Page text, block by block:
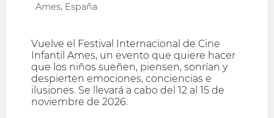
Ames, España
Vuelve el Festival Internacional de Cine
Infantil Ames, un evento que quiere hacer
que los niños sueñen, piensen, sonrían y
despierten emociones, conciencias e
ilusiones. Se llevará a cabo del 12 al 15 de
noviembre de 2026.